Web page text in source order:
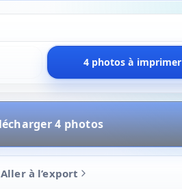
4 photos à imprimer
4 photos
Aller à l’export